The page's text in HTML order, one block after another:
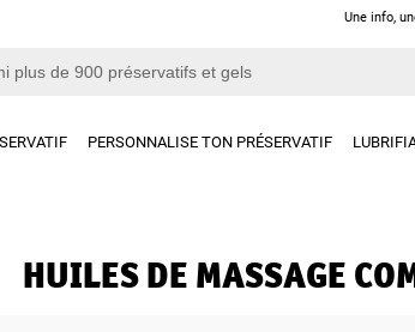
Une info,
PERSONNALISE TON PRÉSERVATIF
HUILES DE MASSAGE